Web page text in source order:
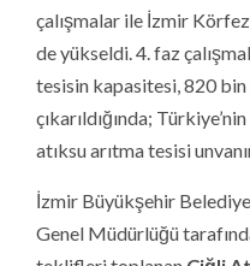
çalışmalar ile İzmir
de yükseldi. 4. faz
tesisin kapasitesi, 820
çıkarıldığında;
atıksu arıtma tesisi
İzmir Büyükşehir
Genel Müdürlüğü